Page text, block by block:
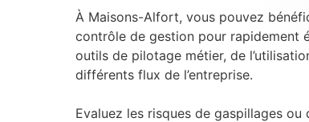
À Maisons-Alfort, vous pouvez
contrôle de gestion pour rapidement
outils de pilotage métier, de
différents flux de l’entreprise.
Evaluez les risques de gaspillages